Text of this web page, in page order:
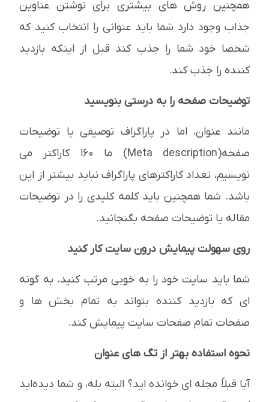
همچنین روش های بیشتری برای نوشتن عناوین
جذاب وجود دارد شما باید عنوانی را انتخاب کنید که
شخصا خود شما را جذب کند قبل از اینکه بازدید
کننده را جذب کند.
توضیحات صفحه را به درستی بنویسید
مانند عنوان، اما در پاراگراف توصیفی یا توضیحات
صفحه(Meta description) ما 160 کاراکتر می
نویسیم، تعداد کاراکترهای پاراگراف نباید بیشتر از این
باشد. شما همچنین باید کلمه کلیدی را در توضیحات
مقاله یا توضیحات صفحه بگنجانید.
روی سهولت پیمایش درون سایت کار کنید
شما باید سایت خود را به خوبی مرتب کنید، به گونه
ای که بازدید کننده بتواند به تمام بخش ها و
صفحات تمام صفحات سایت پیمایش کند.
نحوه استفاده بهتر از تگ های عنوان
آیا قبلاً مجله ای خوانده اید؟ البته بله، و شما دیده‌اید